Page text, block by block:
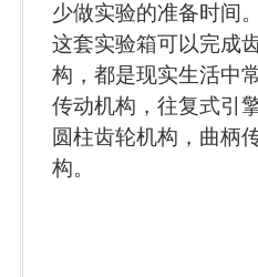
少做实验的准备时间
这套实验箱可以完成
构，都是现实生活中
传动机构，往复式引
圆柱齿轮机构，曲柄
构。